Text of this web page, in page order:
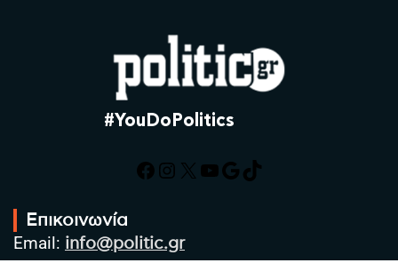
#YouDoPolitics
Facebook
Instagram
X YouTube
Google
TikTok
Επικοινωνία
Email: info@politic.gr
Τηλ: